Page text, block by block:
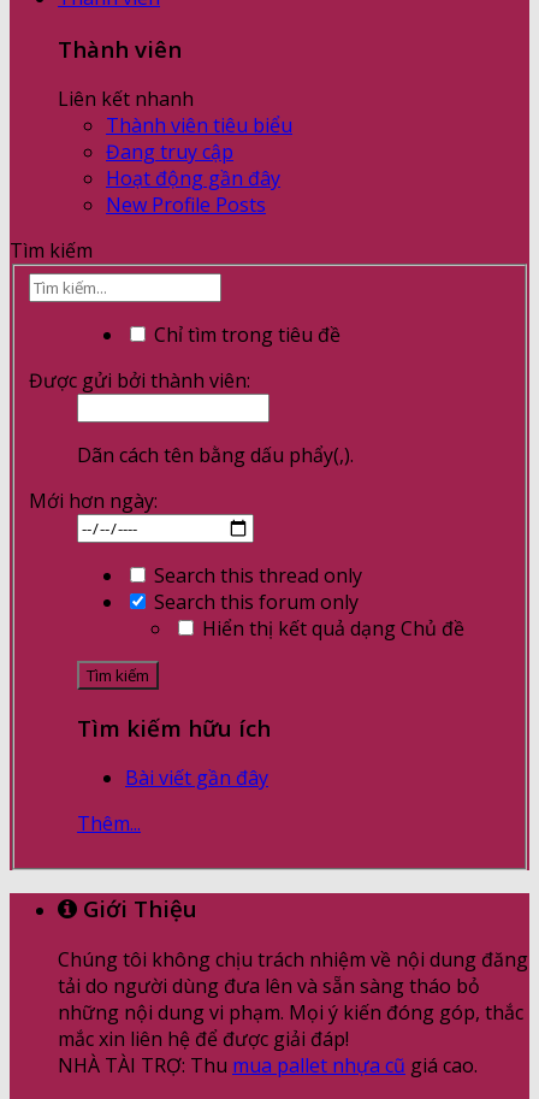
Thành viên
Liên kết nhanh
Thành viên tiêu biểu
Đang truy cập
Hoạt động gần đây
New Profile Posts
Tìm kiếm
Chỉ tìm trong tiêu đề
Được gửi bởi thành viên:
Dãn cách tên bằng dấu phẩy(,).
Mới hơn ngày:
Search this thread only
Search this forum only
Hiển thị kết quả dạng Chủ đề
Tìm kiếm hữu ích
Bài viết gần đây
Thêm...
Giới Thiệu
Chúng tôi không chịu trách nhiệm về nội dung đăng
tải do người dùng đưa lên và sẵn sàng tháo bỏ
những nội dung vi phạm. Mọi ý kiến đóng góp, thắc
mắc xin liên hệ để được giải đáp!
NHÀ TÀI TRỢ: Thu mua pallet nhựa cũ giá cao.